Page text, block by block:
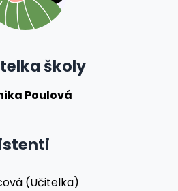
školy
Poulová
(Učitelka)